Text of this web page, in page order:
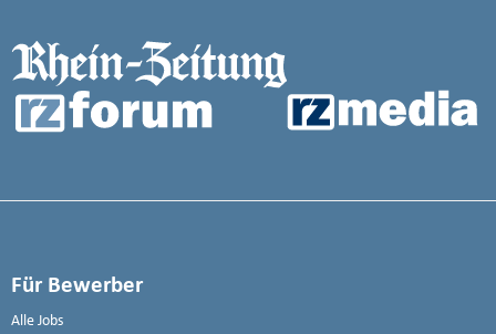
Für Bewerber
Alle Jobs